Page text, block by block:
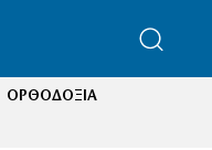
ΟΡΘΟΔΟΞΙΑ